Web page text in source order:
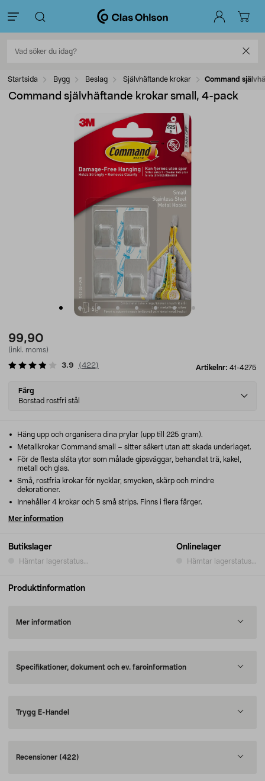
Startsida Bygg Beslag Självhäftande krokar Command
Command självhäftande krokar small, 4-pack
99,90
(inkl. moms)
Artikelnr: 41-4275
3.9 (422)
Select
variant
Färg
Borstad rostfri stål
Butikslager
Hämtar lagerstatus...
Onlinelager
Hämtar lagerstatus...
Häng upp och organisera dina prylar (upp till 225 gram).
Metallkrokar Command small – sitter säkert utan att skada underlaget.
För de flesta släta ytor som målade gipsväggar, behandlat trä, kakel,
metall och glas.
Små, rostfria krokar för nycklar, smycken, skärp och mindre
dekorationer.
Innehåller 4 krokar och 5 små strips. Finns i flera färger.
Mer information
Produktinformation
Mer information
Specifikationer, dokument och ev. faroinformation
Trygg E-Handel
Recensioner (422)